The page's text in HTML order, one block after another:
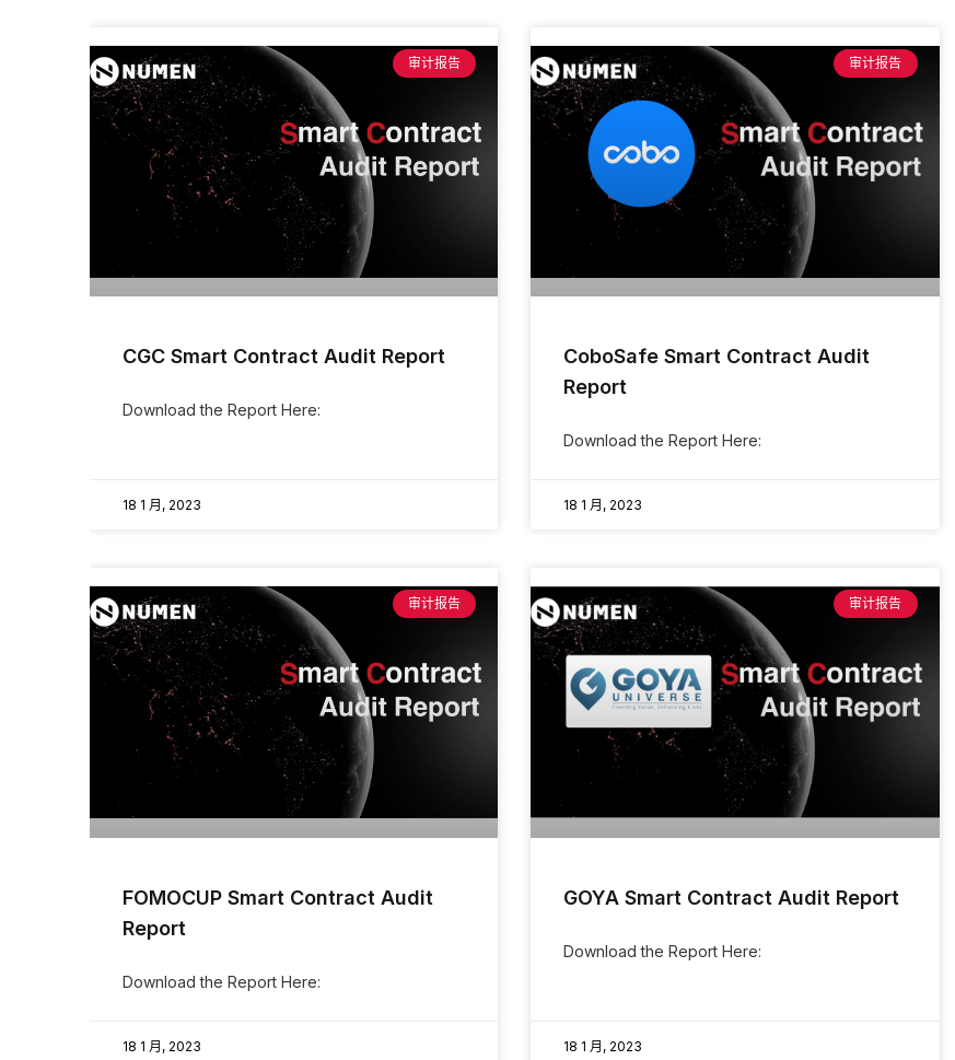
审计报告
CGC Smart Contract Audit Report
Download the Report Here:
18 1 月, 2023
审计报告
CoboSafe Smart Contract Audit
Report
Download the Report Here:
18 1 月, 2023
审计报告
FOMOCUP Smart Contract Audit
Report
Download the Report Here:
18 1 月, 2023
审计报告
GOYA Smart Contract Audit Report
Download the Report Here:
18 1 月, 2023